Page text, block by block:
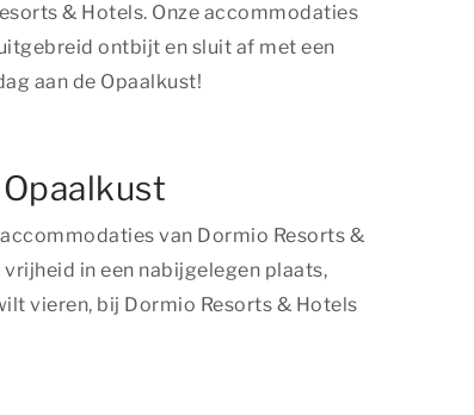
& Hotels. Onze accommodaties
ontbijt en sluit af met een
aan de Opaalkust!
van Dormio Resorts &
in een nabijgelegen plaats,
vieren, bij Dormio Resorts & Hotels